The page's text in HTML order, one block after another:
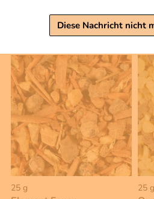
Diese Nachricht nicht
Warenkorb
25 g 25 g